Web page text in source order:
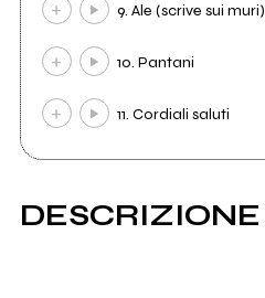
9. Ale (scrive sui muri)
10. Pantani
11. Cordiali saluti
DESCRIZIONE